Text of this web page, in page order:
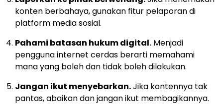
konten berbahaya, gunakan fitur pelaporan di
platform media sosial.
Pahami batasan hukum digital. Menjadi
pengguna internet cerdas berarti memahami
mana yang boleh dan tidak boleh dilakukan.
Jangan ikut menyebarkan.Jika kontennya tak
pantas, abaikan dan jangan ikut membagikannya.